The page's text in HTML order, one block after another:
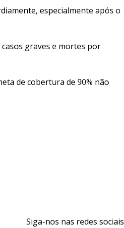
especialmente após o
graves e mortes por
de cobertura de 90% não
Siga-nos nas redes sociais